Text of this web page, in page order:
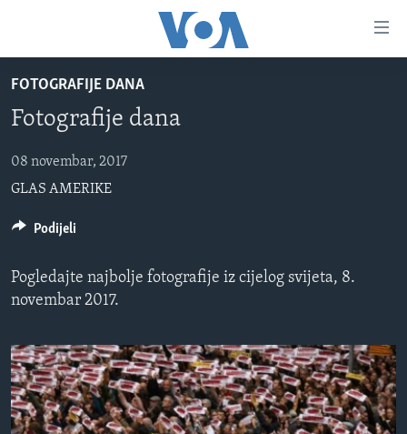
glavni
sadržaj
na
Idi
pretragu
TV PROGRAM
VIDEO
FOTOGRAFIJE DANA
VIJESTI
SJEDINJENE AMERIČKE DRŽAVE
SVIJET
NAUKA I TEHNOLOGIJA
KORUPCIJA
ŽENSKA STRANA
IZBJEGLIČKA STRANA
MAGAZIN
FOTOGRAFIJE DANA
Fotografije dana
08 novembar, 2017
GLAS AMERIKE
Pogledajte najbolje fotografije iz cijelog svijeta, 8.
novembar 2017.
Podijeli